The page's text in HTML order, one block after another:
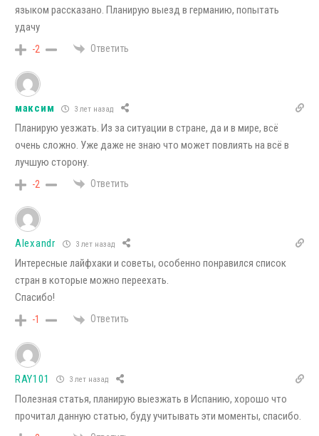
языком рассказано. Планирую выезд в германию, попытать
удачу
-2 Ответить
максим 3 лет назад
Планирую уезжать. Из за ситуации в стране, да и в мире, всё
очень сложно. Уже даже не знаю что может повлиять на всё в
лучшую сторону.
-2 Ответить
Alexandr 3 лет назад
Интересные лайфхаки и советы, особенно понравился список
стран в которые можно переехать.
Спасибо!
-1 Ответить
RAY101 3 лет назад
Полезная статья, планирую выезжать в Испанию, хорошо что
прочитал данную статью, буду учитывать эти моменты, спасибо.